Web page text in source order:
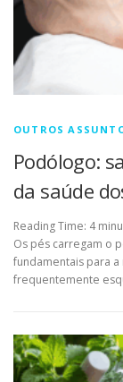
OUTROS
Podólogo:
da saúde
Reading Time: 4
Os pés carregam o
fundamentais para
frequentemente